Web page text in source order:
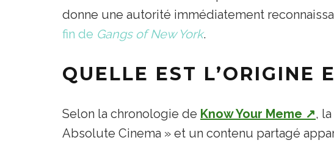
donne une autorité immédiatement
fin de Gangs of New York.
QUELLE EST L’ORIGINE
Selon la chronologie de Know Your Meme ↗,
Absolute Cinema » et un contenu partagé